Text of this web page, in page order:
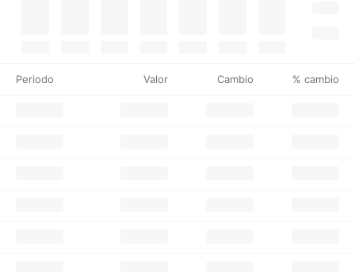
Periodo Valor Cambio % cambio